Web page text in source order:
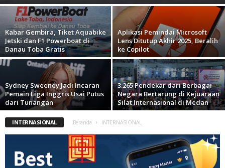
Kabar Gembira, Tiket Aquabike
Jetski dan F1 Powerboat di
Danau Toba Gratis
Aplikasi Pemindai Microsoft
Lens Ditutup Akhir 2025, Beralih
ke Copilot
Sydney Sweeney Jadi Incaran
Pemain Liga Inggris Usai Putus
dari Tunangan
3.265 Pendekar dari Berbagai
Negara Bertarung di Kejuaraan
Silat Internasional di Medan
INTERNASIONAL Beranda INTERNASIONAL